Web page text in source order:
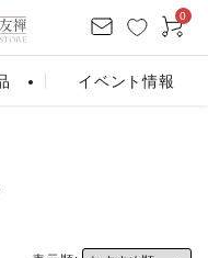
0
イベント情報
条件から探す